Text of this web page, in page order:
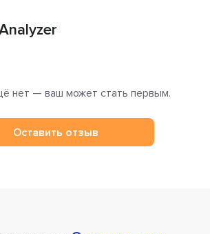
нет — ваш может стать первым.
Оставить отзыв